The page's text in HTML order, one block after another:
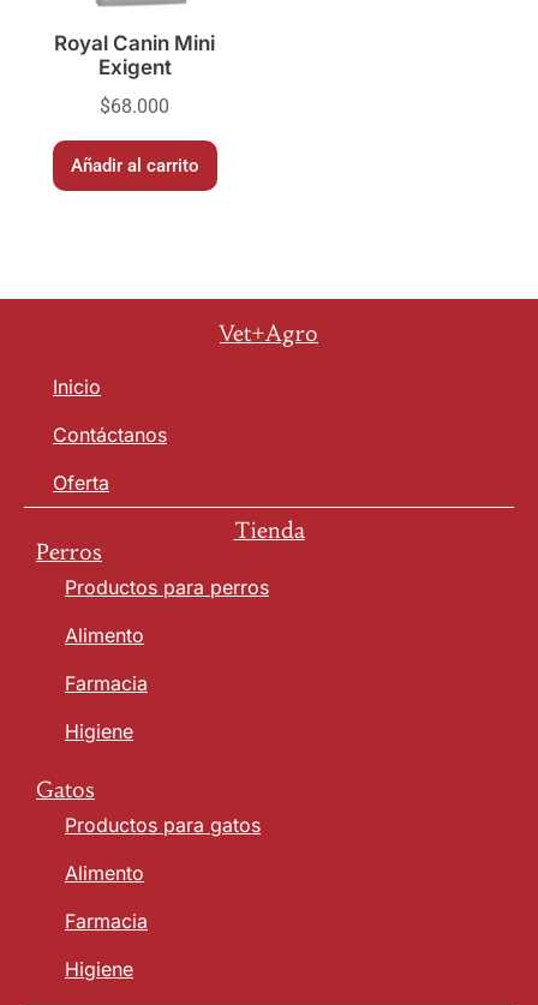
Royal Canin Mini
Exigent
$68.000
Añadir al carrito
Vet+Agro
Inicio
Contáctanos
Oferta
Tienda
Perros
Productos para perros
Alimento
Farmacia
Higiene
Gatos
Productos para gatos
Alimento
Farmacia
Higiene